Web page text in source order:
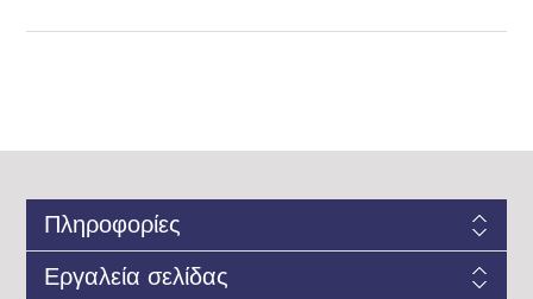
Πληροφορίες
Εργαλεία σελίδας